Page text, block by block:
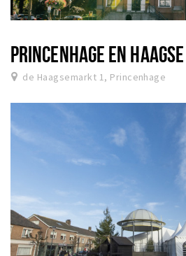
PRINCENHAGE EN
de Haagsemarkt 1, Princenhage